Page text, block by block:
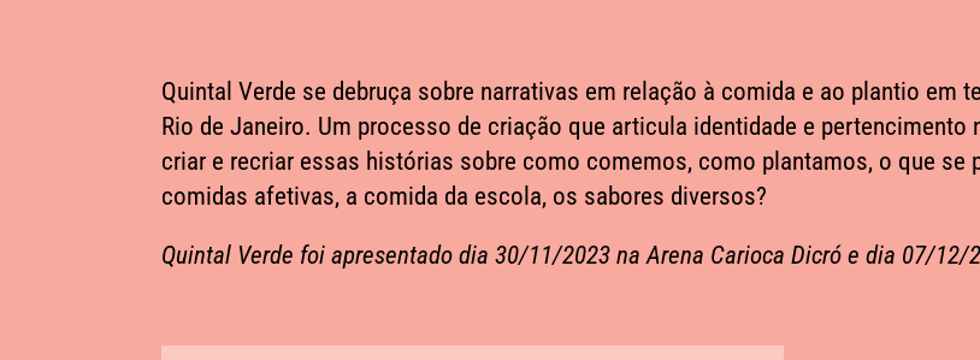
Quintal Verde se debruça sobre narrativas em relação à comida e ao plantio em
Rio de Janeiro. Um processo de criação que articula identidade e
criar e recriar essas histórias sobre como comemos, como plantamos, o que se
comidas afetivas, a comida da escola, os sabores diversos?
Quintal Verde foi apresentado dia 30/11/2023 na Arena Carioca Dicró e dia 07/12/